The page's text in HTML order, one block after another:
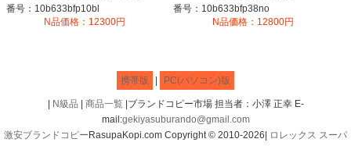
番号：10b633bfp10bl
N品価格：12300円
番号：10b633bfp38no
N品価格：12800円
携帯版 PC(パソコン)版
N級品 商品一覧|ブランドコピー市場 担当者：小澤 正幸 E-
mail:gekiyasuburando@gmail.com
激安ブランドコピー RasupaKopi.com Copyright © 2010-2026|
ロレックス スーパ